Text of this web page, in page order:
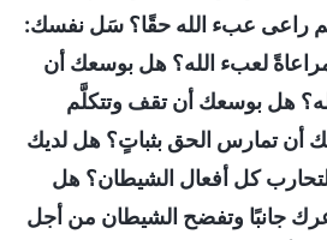
راعى عبء الله حقًا؟ سَل نفسك:
لعبء الله؟ هل بوسعك أن
هل بوسعك أن تقف وتتكلَّم
أن تمارس الحق بثباتٍ؟ هل لديك
كل أفعال الشيطان؟ هل
جانبًا وتفضح الشيطان من أجل